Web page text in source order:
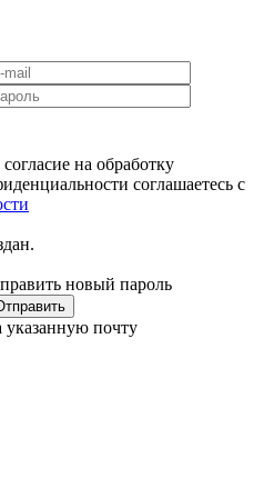
на обработку
соглашаетесь с
новый пароль
почту